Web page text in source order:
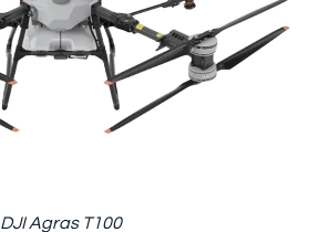
DJI Agras T100